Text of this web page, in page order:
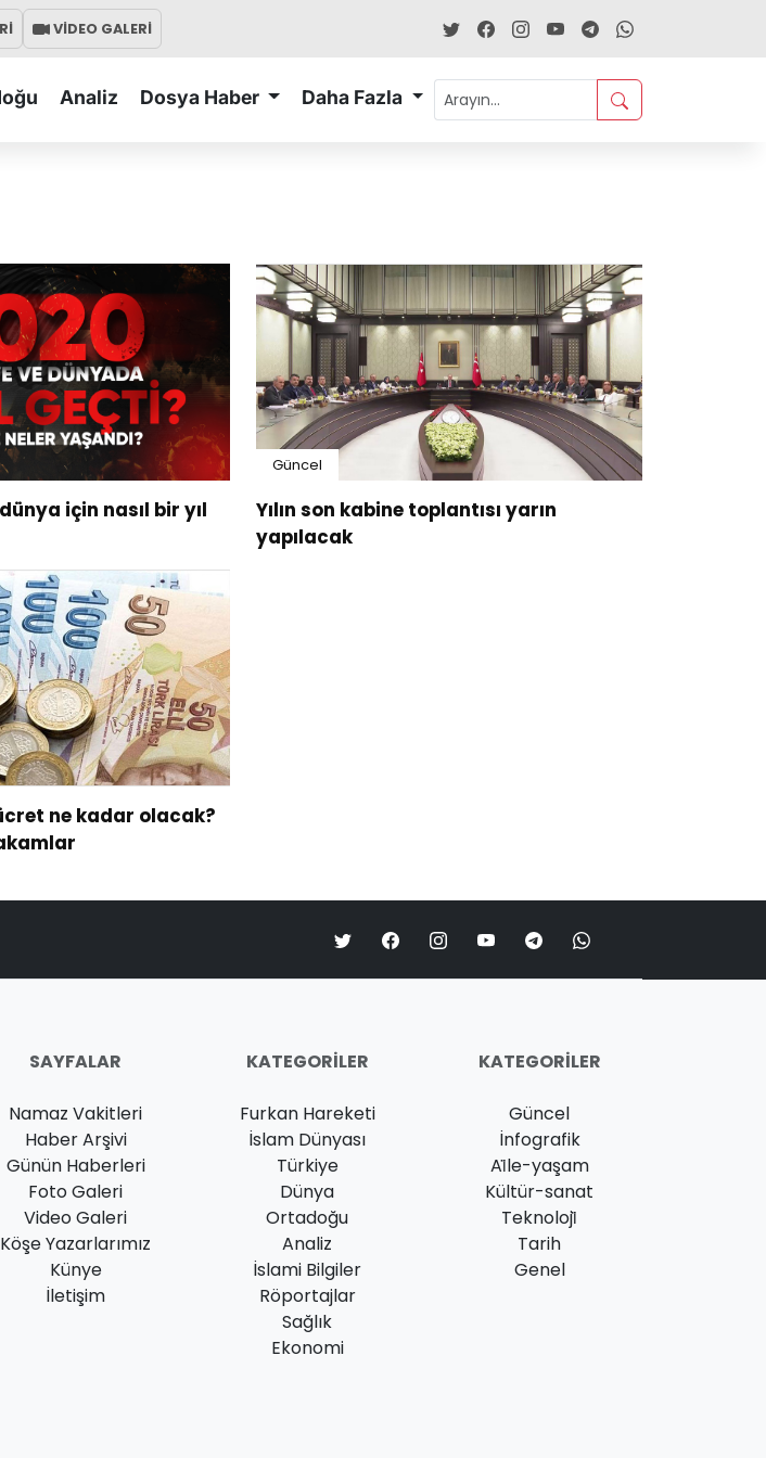
VİDEO GALERİ
Analiz Dosya Haber Daha Fazla
için nasıl bir yıl
Güncel
Yılın son kabine toplantısı yarın
yapılacak
ne kadar olacak?
SAYFALAR
Namaz Vakitleri
Haber Arşivi
Günün Haberleri
Foto Galeri
Video Galeri
Köşe Yazarlarımız
Künye
İletişim
KATEGORILER
Furkan Hareketi
İslam Dünyası
Türkiye
Dünya
Ortadoğu
Analiz
İslami Bilgiler
Röportajlar
Sağlık
Ekonomi
KATEGORILER
Güncel
İnfografik
Ai̇le-yaşam
Kültür-sanat
Teknoloji̇
Tarih
Genel